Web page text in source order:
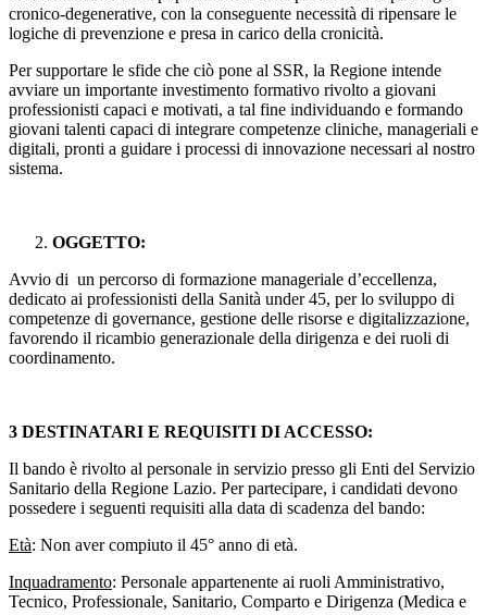
cronico-degenerative, con la conseguente necessità di ripensare le
logiche di prevenzione e presa in carico della cronicità.
Per supportare le sfide che ciò pone al SSR, la Regione intende
avviare un importante investimento formativo rivolto a giovani
professionisti capaci e motivati, a tal fine individuando e formando
giovani talenti capaci di integrare competenze cliniche, manageriali e
digitali, pronti a guidare i processi di innovazione necessari al nostro
sistema.
OGGETTO:
Avvio di un percorso di formazione manageriale d’eccellenza,
dedicato ai professionisti della Sanità under 45, per lo sviluppo di
competenze di governance, gestione delle risorse e digitalizzazione,
favorendo il ricambio generazionale della dirigenza e dei ruoli di
coordinamento.
3 DESTINATARI E REQUISITI DI ACCESSO:
Il bando è rivolto al personale in servizio presso gli Enti del Servizio
Sanitario della Regione Lazio. Per partecipare, i candidati devono
possedere i seguenti requisiti alla data di scadenza del bando:
Età: Non aver compiuto il 45° anno di età.
Inquadramento: Personale appartenente ai ruoli Amministrativo,
Tecnico, Professionale, Sanitario, Comparto e Dirigenza (Medica e